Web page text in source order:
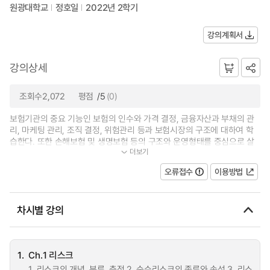
원광대학교 정호일 2022년 2학기
강의계획서
강의상세
조회수2,072 평점 /5 (0)
보험기관의 중요 기능인 보험의 인수와 가격 결정, 금융자산과 부채의 관
리, 마케팅 관리, 조직 결정, 위험관리 등과 보험시장의 구조에 대하여 학
습한다. 또한 손해보험 및 생명보험 등의 구조와 운영형태를 중심으로 살
펴보고, 사회보험의 여러 분야도 소...더보기
오류접수 이용방법
차시별 강의
1. Ch.1 리스크